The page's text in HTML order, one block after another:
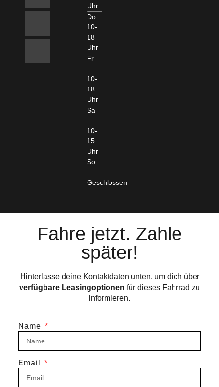
Uhr
Do
10-
18
Uhr
Fr
10-
18
Uhr
Sa
10-
15
Uhr
So
Geschlossen
Fahre jetzt. Zahle
später!
Hinterlasse deine Kontaktdaten unten, um dich über
verfügbare Leasingoptionen für dieses Fahrrad zu
informieren.
Name
Email